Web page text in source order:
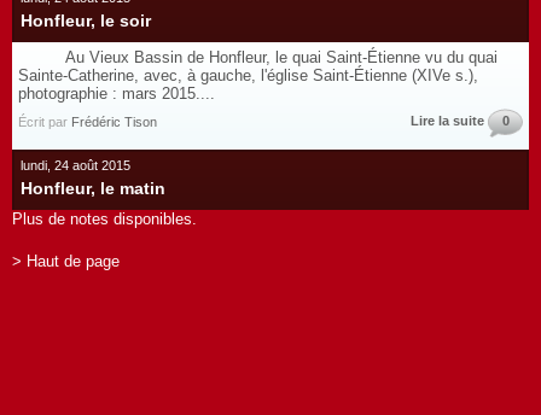
Honfleur, le soir
Au Vieux Bassin de Honfleur, le quai Saint-Étienne vu du quai
Sainte-Catherine, avec, à gauche, l'église Saint-Étienne (XIVe s.),
photographie : mars 2015....
Écrit par Frédéric Tison Lire la suite 0
lundi, 24 août 2015
Honfleur, le matin
Plus de notes disponibles.
> Haut de page